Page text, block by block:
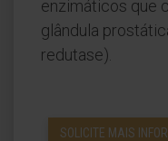
enzimáticos que
glândula
redutase).
SOLICITE MAIS